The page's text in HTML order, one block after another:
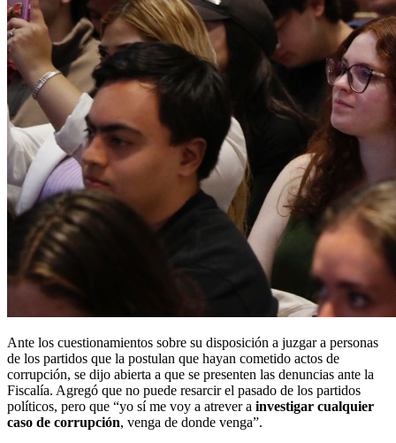
Ante los cuestionamientos sobre su disposición a juzgar a personas
de los partidos que la postulan que hayan cometido actos de
corrupción, se dijo abierta a que se presenten las denuncias ante la
Fiscalía. Agregó que no puede resarcir el pasado de los partidos
políticos, pero que “yo sí me voy a atrever a investigar cualquier
caso de corrupción, venga de donde venga”.